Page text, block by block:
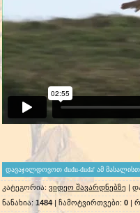
კატეგორია: ვიდეო შავარდნებზე |
ნანახია: 1484 | ჩამოტვირთვები: 0 |